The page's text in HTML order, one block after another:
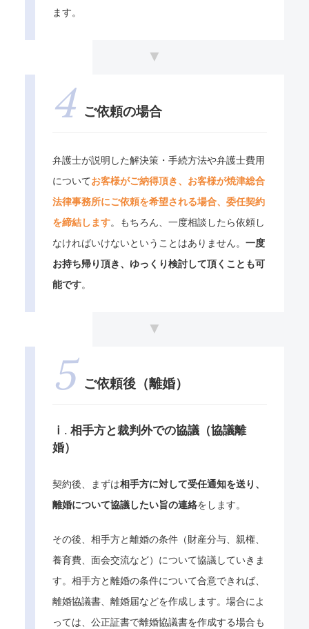
ます。
ご依頼の場合
弁護士が説明した解決策・手続方法や弁護士費用
についてお客様がご納得頂き、お客様が焼津総合
法律事務所にご依頼を希望される場合、委任契約
を締結します。もちろん、一度相談したら依頼し
なければいけないということはありません。 一度
お持ち帰り頂き、ゆっくり検討して頂くことも可
能です。
ご依頼後（離婚）
ⅰ. 相手方と裁判外での協議（協議離
婚）
契約後、まずは相手方に対して受任通知を送り、
離婚について協議したい旨の連絡をします。
その後、相手方と離婚の条件（財産分与、親権、
養育費、面会交流など）について協議していきま
す。相手方と離婚の条件について合意できれば、
離婚協議書、離婚届などを作成します。場合によ
っては、公正証書で離婚協議書を作成する場合も